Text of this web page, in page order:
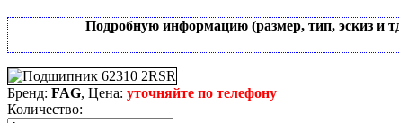
Подробную информацию (размер, тип, эскиз и
Бренд: FAG, Цена: уточняйте по телефону
Количество: